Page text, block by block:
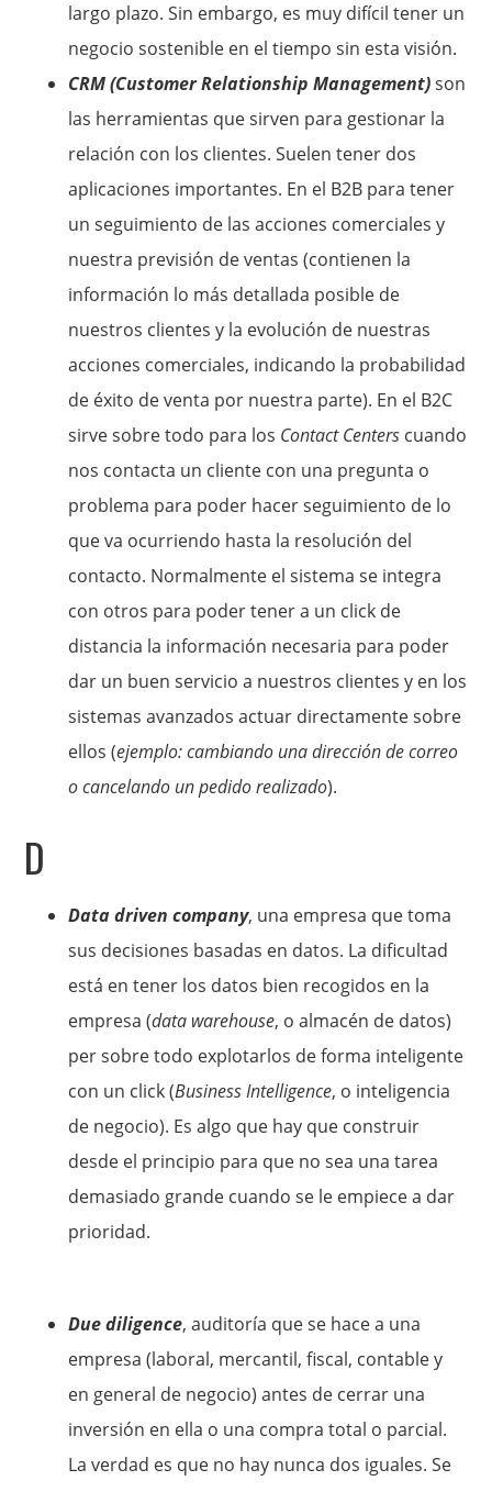
largo plazo. Sin embargo, es muy difícil tener un
negocio sostenible en el tiempo sin esta visión.
CRM (Customer Relationship Management)son
las herramientas que sirven para gestionar la
relación con los clientes. Suelen tener dos
aplicaciones importantes. En el B2B para tener
un seguimiento de las acciones comerciales y
nuestra previsión de ventas (contienen la
información lo más detallada posible de
nuestros clientes y la evolución de nuestras
acciones comerciales, indicando la probabilidad
de éxito de venta por nuestra parte). En el B2C
sirve sobre todo para los Contact Centers cuando
nos contacta un cliente con una pregunta o
problema para poder hacer seguimiento de lo
que va ocurriendo hasta la resolución del
contacto. Normalmente el sistema se integra
con otros para poder tener a un click de
distancia la información necesaria para poder
dar un buen servicio a nuestros clientes y en los
sistemas avanzados actuar directamente sobre
ellos (ejemplo: cambiando una dirección de correo
o cancelando un pedido realizado).
D
Data driven company, una empresa que toma
sus decisiones basadas en datos. La dificultad
está en tener los datos bien recogidos en la
empresa (data warehouse, o almacén de datos)
per sobre todo explotarlos de forma inteligente
con un click (Business Intelligence, o inteligencia
de negocio). Es algo que hay que construir
desde el principio para que no sea una tarea
demasiado grande cuando se le empiece a dar
prioridad.
Due diligence, auditoría que se hace a una
empresa (laboral, mercantil, fiscal, contable y
en general de negocio) antes de cerrar una
inversión en ella o una compra total o parcial.
La verdad es que no hay nunca dos iguales. Se